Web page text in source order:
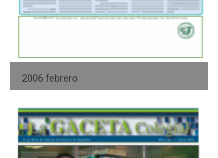
2006 febrero